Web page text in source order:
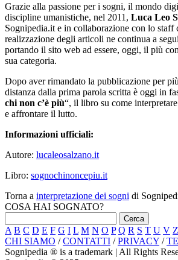
Grazie alla passione per i sogni, il mondo
discipline umanistiche, nel 2011, Luca Leo
Sognipedia.it e in collaborazione con lo staff
realizzazione degli articoli ne continua a
portando il sito web ad essere, oggi, il più
sua categoria.
Dopo aver rimandato la pubblicazione per
distanza dalla prima parola scritta è oggi in
chi non c’è più“, il libro su come
e affrontare il lutto.
Informazioni ufficiali:
Autore: lucaleosalzano.it
Libro: sognochinoncepiu.it
Torna a interpretazione dei sogni di
COSA HAI SOGNATO?
A B C D E F G I L M N O P Q R S T U V Z
CHI SIAMO /CONTATTI /PRIVACY /
Sognipedia ® is a trademark | All Rights